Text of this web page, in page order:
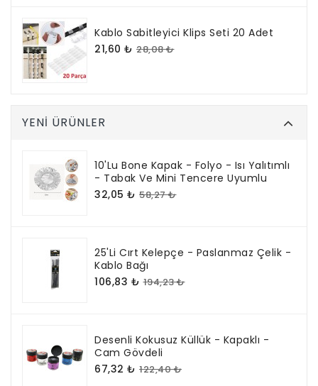
Kablo Sabitleyici Klips Seti 20 Adet
21,60 ₺ 28,08 ₺
YENI ÜRÜNLER
10'lu Bone Kapak - Folyo - Isı Yalıtımlı
- Tabak Ve Mini Tencere Uyumlu
32,05 ₺ 58,27 ₺
25'li Cırt Kelepçe - Paslanmaz Çelik -
Kablo Bağı
106,83 ₺ 194,23 ₺
Desenli Kokusuz Küllük - Kapaklı -
Cam Gövdeli
67,32 ₺ 122,40 ₺